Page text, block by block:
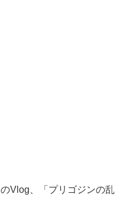
Vlog、「プリゴジンの乱